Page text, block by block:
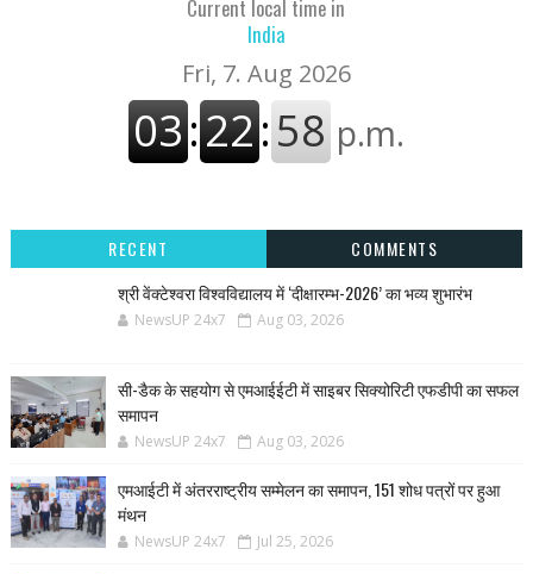
Current local time in
India
RECENT
COMMENTS
श्री वेंक्टेश्वरा विश्वविद्यालय में ‘दीक्षारम्भ-2026’ का भव्य शुभारंभ
NewsUP 24x7 Aug 03, 2026
सी-डैक के सहयोग से एमआईईटी में साइबर सिक्योरिटी एफडीपी का सफल
समापन
NewsUP 24x7 Aug 03, 2026
एमआईटी में अंतरराष्ट्रीय सम्मेलन का समापन, 151 शोध पत्रों पर हुआ
मंथन
NewsUP 24x7 Jul 25, 2026